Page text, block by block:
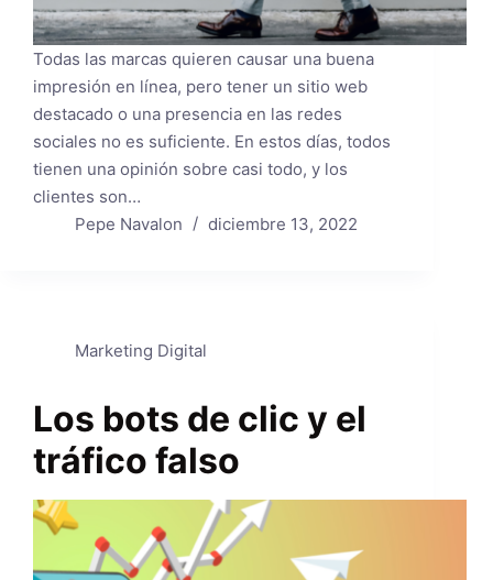
Todas las marcas quieren causar una buena
impresión en línea, pero tener un sitio web
destacado o una presencia en las redes
sociales no es suficiente. En estos días, todos
tienen una opinión sobre casi todo, y los
clientes son…
Pepe Navalon
diciembre 13, 2022
Marketing Digital
Los bots de clic y el
tráfico falso